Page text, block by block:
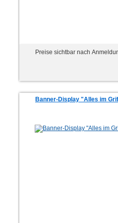
Preise sichtbar nach
Banner-Display "Alles im